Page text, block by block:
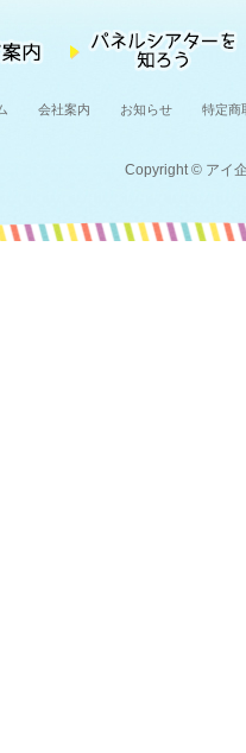
会社案内 お知らせ 特定商
Copyright © アイ